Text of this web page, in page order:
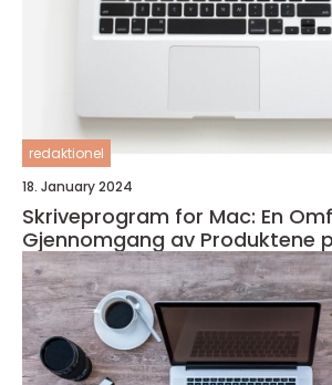
redaktionel
18. January 2024
Skriveprogram for Mac: En
Gjennomgang av Produktene